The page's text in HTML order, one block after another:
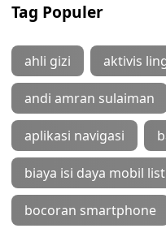
Tag Populer
ahli gizi aktivis
andi amran sulaiman
aplikasi navigasi
biaya isi daya mobil
bocoran smartphone